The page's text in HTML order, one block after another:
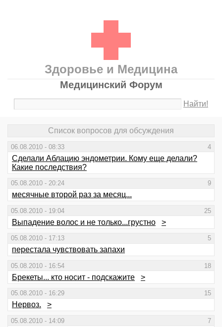
Здоровье и Медицина
Медицинский Форум
Найти!
Список вопросов для обсуждения
06.08.2010 - 08:33 4
Cделали Аблацию эндометрии. Кому еще делали?
Какие последствия?
05.08.2010 - 20:24 9
месячные второй раз за месяц...
05.08.2010 - 19:04 25
Выпадение волос и не только...грустно >
05.08.2010 - 17:13 5
перестала чувствовать запахи
05.08.2010 - 16:54 18
Брекеты... кто носит - подскажите >
05.08.2010 - 16:29 15
Нервоз. >
05.08.2010 - 14:09 7